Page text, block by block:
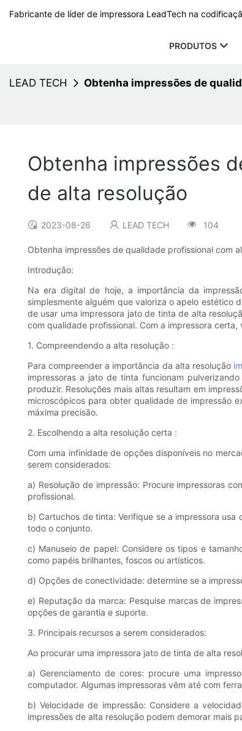
Fabricante de líder de impressora LeadTech na
PRODUTOS
LEAD TECH Obtenha impressões de
Obtenha impressões
de alta resolução
2023-08-26 LEAD TECH 104
Obtenha impressões de qualidade profissional com
Introdução:
Na era digital de hoje, a importância da
simplesmente alguém que valoriza o apelo estético
de usar uma impressora jato de tinta de alta
com qualidade profissional. Com a impressora
1. Compreendendo a alta resolução :
Para compreender a importância da alta resolução
impressoras a jato de tinta funcionam
produzir. Resoluções mais altas resultam em
microscópicos para obter qualidade de impressão
máxima precisão.
2. Escolhendo a alta resolução certa :
Com uma infinidade de opções disponíveis no
serem considerados:
a) Resolução de impressão: Procure impressoras
profissional.
b) Cartuchos de tinta: Verifique se a impressora
todo o conjunto.
c) Manuseio de papel: Considere os tipos e
como papéis brilhantes, foscos ou artísticos.
d) Opções de conectividade: determine se a
e) Reputação da marca: Pesquise marcas de
opções de garantia e suporte.
3. Principais recursos a serem considerados:
Ao procurar uma impressora jato de tinta de alta
a) Gerenciamento de cores: procure uma
computador. Algumas impressoras vêm até com
b) Velocidade de impressão: Considere a
impressões de alta resolução podem demorar mais